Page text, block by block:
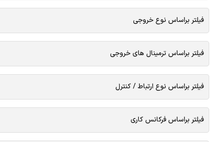
فیلتر براساس نوع خروجی
فیلتر براساس ترمینال های خروجی
فیلتر براساس نوع ارتباط / کنترل
فیلتر براساس فرکانس کاری